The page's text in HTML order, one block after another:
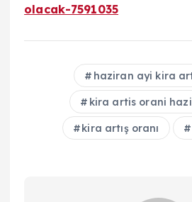
olacak-7591035
haziran ayi kira
kira artis orani
kira artış oranı